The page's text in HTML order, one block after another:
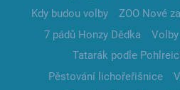
Kdy budou volby
ZOO Nové
7 pádů Honzy Dědka
Tatarák podle
Pěstování lichořeřišnice